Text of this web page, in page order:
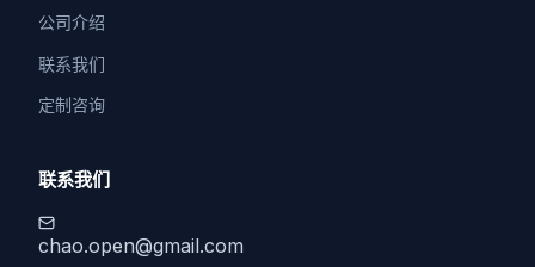
公司介绍
联系我们
定制咨询
联系我们
chao.open@gmail.com